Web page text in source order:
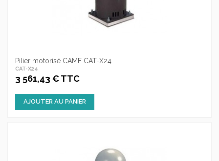
Pilier motorisé CAME CAT-X24
CAT-X24
3 561,43 € TTC
AJOUTER AU PANIER